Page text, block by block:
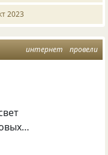
2023
интернет провели